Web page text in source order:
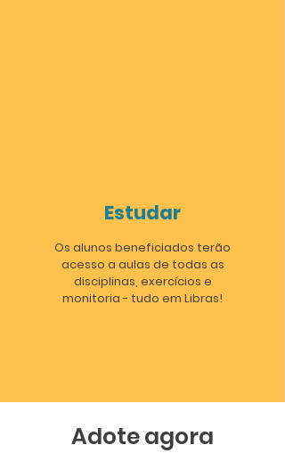
Os alunos beneficiados terão
acesso a aulas de todas as
disciplinas, exercícios e
monitoria - tudo em Libras!
Estudar
Adote agora